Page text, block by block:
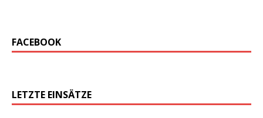
FACEBOOK
LETZTE EINSÄTZE